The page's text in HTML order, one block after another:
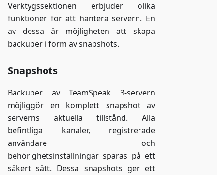
Verktygssektionen erbjuder olika
funktioner för att hantera servern. En
av dessa är möjligheten att skapa
backuper i form av snapshots.
Snapshots
Backuper av TeamSpeak 3-servern
möjliggör en komplett snapshot av
serverns aktuella tillstånd. Alla
befintliga kanaler, registrerade
användare och
behörighetsinställningar sparas på ett
säkert sätt. Dessa snapshots ger ett